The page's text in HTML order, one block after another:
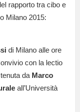
rapporto tra cibo e
Milano 2015:
di Milano alle ore
con la lectio
da Marco
all’Università